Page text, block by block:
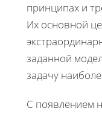
принципах и
Их основной
заданной
задачу
С появлением